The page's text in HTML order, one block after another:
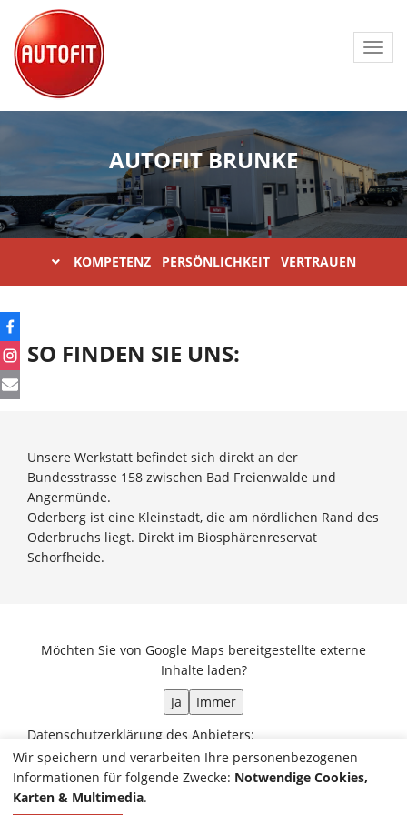
AUTOFIT BRUNKE
KOMPETENZ PERSÖNLICHKEIT VERTRAUEN
SO FINDEN SIE UNS:
Unsere Werkstatt befindet sich direkt an der
Bundesstrasse 158 zwischen Bad Freienwalde und
Angermünde.
Oderberg ist eine Kleinstadt, die am nördlichen Rand des
Oderbruchs liegt. Direkt im Biosphärenreservat
Schorfheide.
Möchten Sie von Google Maps bereitgestellte externe
Inhalte laden?
Ja
Immer
Datenschutzerklärung des Anbieters:
https://policies.google.com/privacy?hl=de
Direkt zum Routenplaner
Wir speichern und verarbeiten Ihre personenbezogenen
Informationen für folgende Zwecke: Notwendige Cookies,
Karten & Multimedia.